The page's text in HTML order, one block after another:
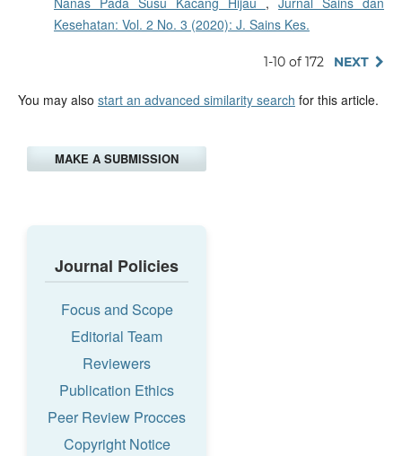
Kesehatan: Vol. 2 No. 3 (2020): J. Sains Kes.
1-10 of 172 NEXT
You may also start an advanced similarity search for this article.
MAKE A SUBMISSION
Journal Policies
Focus and Scope
Editorial Team
Reviewers
Publication Ethics
Peer Review Procces
Copyright Notice